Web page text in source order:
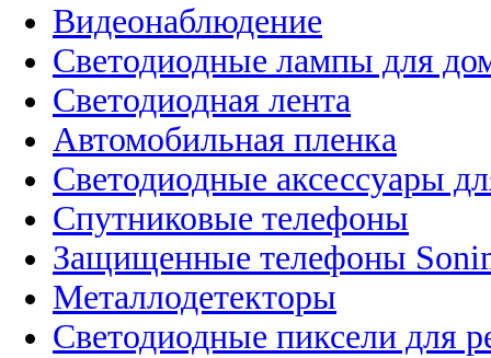
Видеонаблюдение
Светодиодные лампы для
Светодиодная лента
Автомобильная пленка
Светодиодные аксессуары
Спутниковые телефоны
Защищенные телефоны
Металлодетекторы
Светодиодные пиксели для